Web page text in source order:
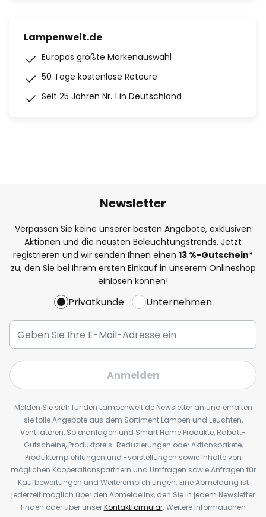
Lampenwelt.de
Europas größte Markenauswahl
50 Tage kostenlose Retoure
Seit 25 Jahren Nr. 1 in Deutschland
Newsletter
Verpassen Sie keine unserer besten Angebote, exklusiven
Aktionen und die neusten Beleuchtungstrends. Jetzt
registrieren und wir senden Ihnen einen 13 %-Gutschein*
zu, den Sie bei Ihrem ersten Einkauf in unserem Onlineshop
einlösen können!
Privatkunde Unternehmen
Anmelden
Melden Sie sich für den Lampenwelt.de Newsletter an und erhalten
sie tolle Angebote aus dem Sortiment Lampen und Leuchten,
Ventilatoren, Solaranlagen und Smart Home Produkte, Rabatt-
Gutscheine, Produktpreis-Reduzierungen oder Aktionspakete,
Produktempfehlungen und -vorstellungen sowie Inhalte von
möglichen Kooperationspartnern und Umfragen sowie Anfragen für
Kaufbewertungen und Weiterempfehlungen. Eine Abmeldung ist
jederzeit möglich über den Abmeldelink, den Sie in jedem Newsletter
finden oder über unserKontaktformular. Weitere Informationen